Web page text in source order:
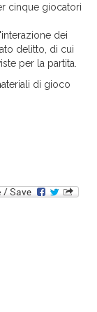
cinque giocatori
dei
delitto, di cui
per la partita.
di gioco